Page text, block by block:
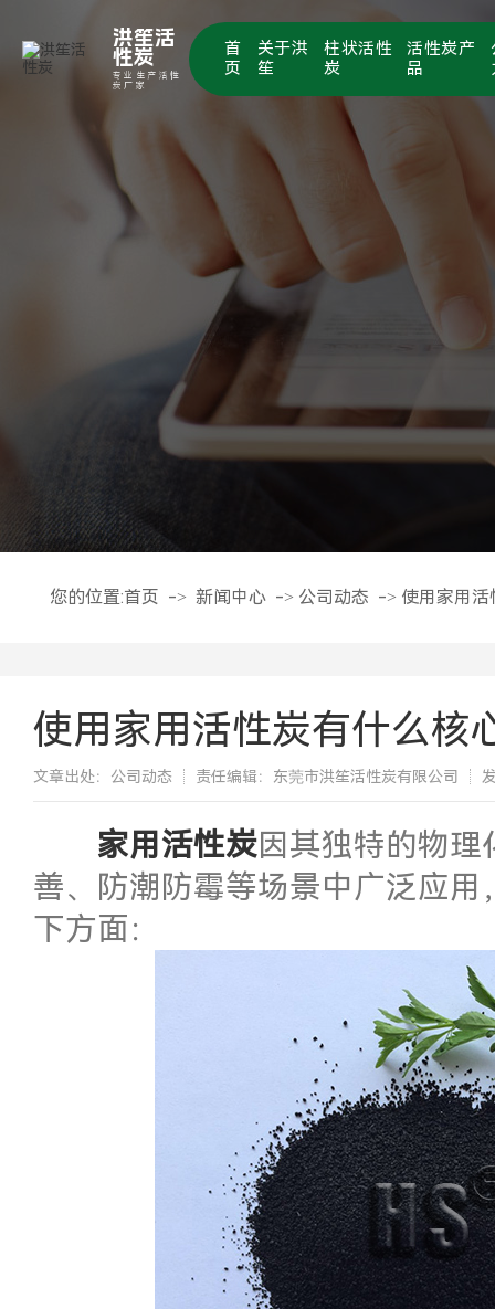
洪笙活
性炭
专业生产活性
炭厂家
首
页
关于洪
笙
柱状活性
炭
活性炭产
品
您的位置:首页 -> 新闻中心 -> 公司动态 -> 使用家用
使用家用活性炭有什么核
文章出处：公司动态 责任编辑：东莞市洪笙活性炭有限公司
​家用活性炭因其独特的物
善、防潮防霉等场景中广泛应
下方面：